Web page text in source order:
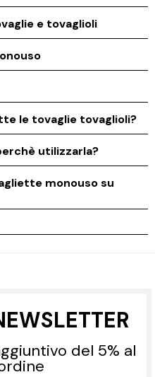
e tovaglioli
le tovaglie tovaglioli?
utilizzarla?
monouso su
del 5% al